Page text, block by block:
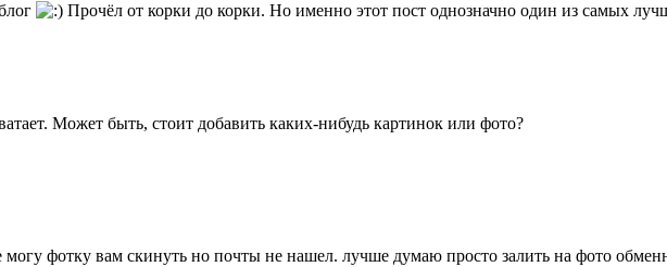
Прочёл от корки до корки. Но именно этот пост однозначно один из самых
Может быть, стоит добавить каких-нибудь картинок или фото?
могу фотку вам скинуть но почты не нашел. лучше думаю просто залить на фото